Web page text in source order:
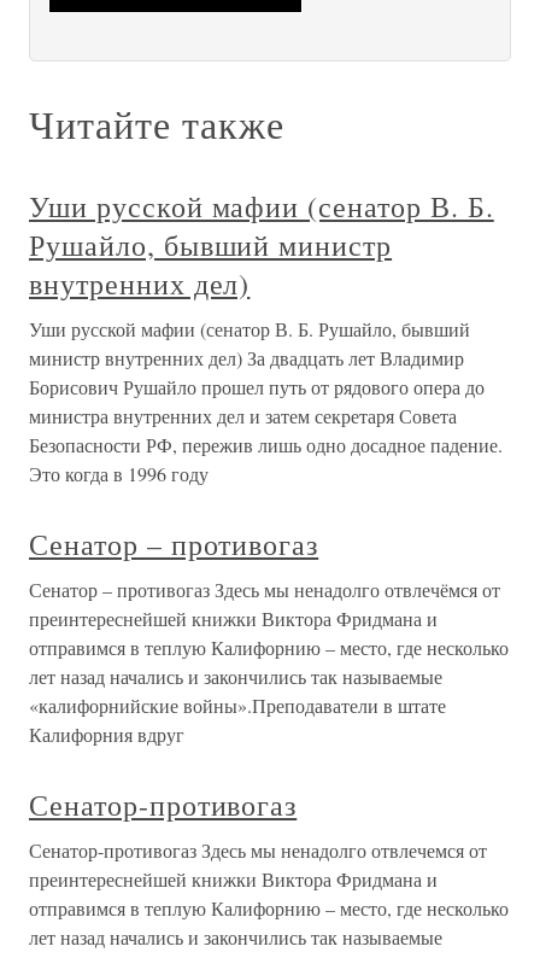
Читайте также
Уши русской мафии (сенатор В. Б.
Рушайло, бывший министр
внутренних дел)
Уши русской мафии (сенатор В. Б. Рушайло, бывший
министр внутренних дел) За двадцать лет Владимир
Борисович Рушайло прошел путь от рядового опера до
министра внутренних дел и затем секретаря Совета
Безопасности РФ, пережив лишь одно досадное падение.
Это когда в 1996 году
Сенатор – противогаз
Сенатор – противогаз Здесь мы ненадолго отвлечёмся от
преинтереснейшей книжки Виктора Фридмана и
отправимся в теплую Калифорнию – место, где несколько
лет назад начались и закончились так называемые
«калифорнийские войны».Преподаватели в штате
Калифорния вдруг
Сенатор-противогаз
Сенатор-противогаз Здесь мы ненадолго отвлечемся от
преинтереснейшей книжки Виктора Фридмана и
отправимся в теплую Калифорнию – место, где несколько
лет назад начались и закончились так называемые